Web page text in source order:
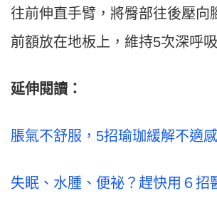
往前伸直手臂，將臀部往後壓向
前額放在地板上，維持5次深呼吸
延伸閱讀：
脹氣不舒服，5招瑜珈緩解不適
失眠、水腫、便祕？趕快用６招